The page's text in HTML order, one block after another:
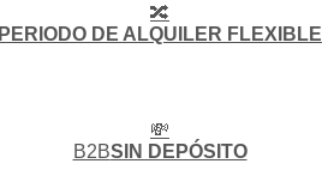
🔀
PERIODO DE ALQUILER FLEXIBLE
💸
B2BSIN DEPÓSITO